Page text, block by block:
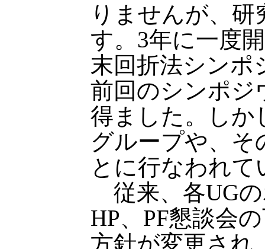
りませんが、
す。3年に一度
末回折法シンポ
前回のシンポジ
得ました。しか
グループや、そ
とに行なわれ
従来、各UGの
HP、PF懇談会
方針が変更され